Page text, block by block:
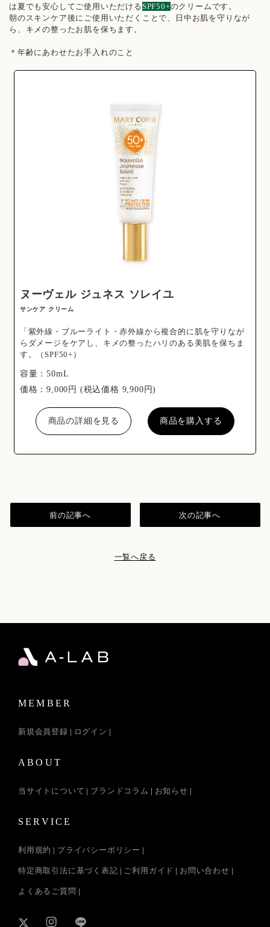
は夏でも安心してご使用いただけるSPF50+のクリームです。
朝のスキンケア後にご使用いただくことで、日中お肌を守りなが
ら、キメの整ったお肌を保ちます。
＊年齢にあわせたお手入れのこと
ヌーヴェル ジュネス ソレイユ
サンケア クリーム
「紫外線・ブルーライト・赤外線から複合的に肌を守りなが
らダメージをケアし、キメの整ったハリのある美肌を保ちま
す。（SPF50+）
容量：50mL
価格：9,000円 (税込価格 9,900円)
商品の詳細を見る 商品を購入する
前の記事へ
一覧へ戻る
次の記事へ
MEMBER
新規会員登録 ログイン
ABOUT
当サイトについて ブランドコラム お知らせ
SERVICE
利用規約 プライバシーポリシー
特定商取引法に基づく表記 ご利用ガイド お問い合わせ
よくあるご質問